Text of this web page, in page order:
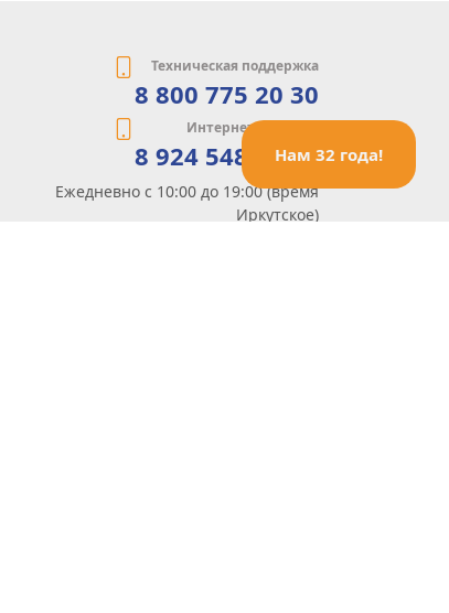
Нам 32 года!
Техническая поддержка
8 800 775 20 30
Интернет-магазин
8 924 548 85 07
Ежедневно с 10:00 до 19:00 (время
Иркутское)